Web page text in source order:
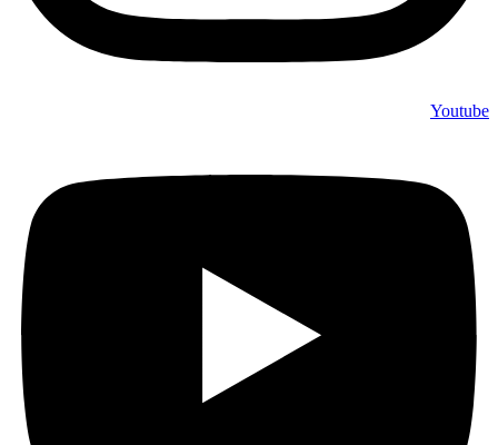
Youtube